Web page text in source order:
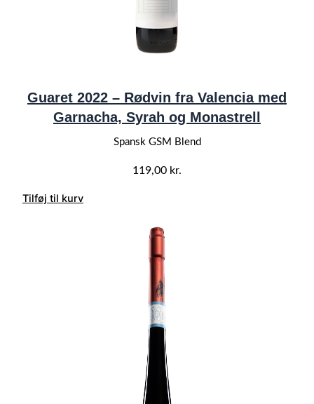
Guaret 2022 – Rødvin fra Valencia med
Garnacha, Syrah og Monastrell
Spansk GSM Blend
119,00 kr.
Tilføj til kurv